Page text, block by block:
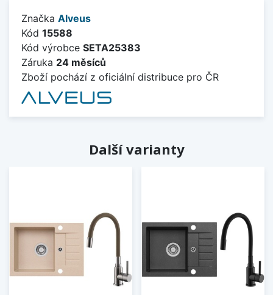
Značka Alveus
Kód 15588
Kód výrobce SETA25383
Záruka 24 měsíců
Zboží pochází z oficiální distribuce pro ČR
Další varianty